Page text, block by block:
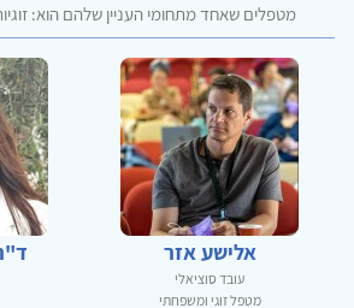
מטפלים שאחד מתחומי העניין שלהם הוא:
אלישע אזר
עובד סוציאלי
מטפל זוגי ומשפחתי